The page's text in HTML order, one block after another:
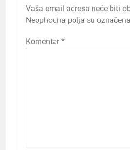
Vaša email adresa neće biti
Neophodna polja su
Komentar *